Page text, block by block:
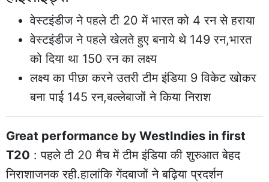
वेस्टइंडीज ने पहले टी 20 में भारत को 4 रन से हराया
वेस्टइंडीज ने पहले खेलते हुए बनाये थे 149 रन,भारत
को दिया था 150 रन का लक्ष्य
लक्ष्य का पीछा करने उतरी टीम इंडिया 9 विकेट खोकर
बना पाई 145 रन,बल्लेबाजों ने किया निराश
Great performance by WestIndies in first
T20 : पहले टी 20 मैच में टीम इंडिया की शुरुआत बेहद
निराशाजनक रही.हालांकि गेंदबाजों ने बढ़िया प्रदर्शन